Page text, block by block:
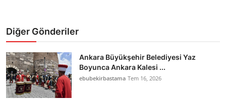
Diğer Gönderiler
Ankara Büyükşehir Belediyesi Yaz
Boyunca Ankara Kalesi ...
ebubekirbastama Tem 16, 2026